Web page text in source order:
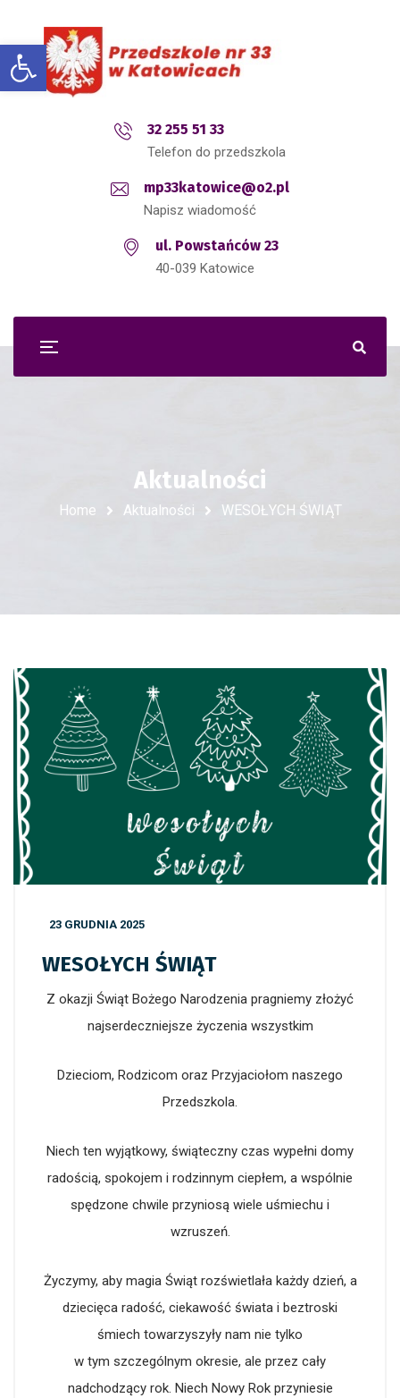
Open toolbar
32 255 51 33
Telefon do przedszkola
mp33katowice@o2.pl
Napisz wiadomość
ul. Powstańców 23
40-039 Katowice
Aktualności
Home Aktualności WESOŁYCH ŚWIĄT
23 GRUDNIA 2025
WESOŁYCH ŚWIĄT
Z okazji Świąt Bożego Narodzenia pragniemy złożyć
najserdeczniejsze życzenia wszystkim
Dzieciom, Rodzicom oraz Przyjaciołom naszego
Przedszkola.
Niech ten wyjątkowy, świąteczny czas wypełni domy
radością, spokojem i rodzinnym ciepłem, a wspólnie
spędzone chwile przyniosą wiele uśmiechu i
wzruszeń.
Życzymy, aby magia Świąt rozświetlała każdy dzień, a
dziecięca radość, ciekawość świata i beztroski
śmiech towarzyszyły nam nie tylko
w tym szczególnym okresie, ale przez cały
nadchodzący rok. Niech Nowy Rok przyniesie